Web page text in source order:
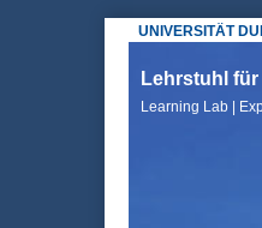
UNIVERSITÄT
Hauptmenü
Lehrstuhl
Learning Lab |